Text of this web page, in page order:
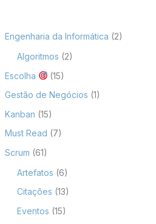
Engenharia da Informática (2)
Algoritmos (2)
Escolha
(15)
Gestão de Negócios (1)
Kanban (15)
Must Read (7)
Scrum (61)
Artefatos (6)
Citações (13)
Eventos (15)